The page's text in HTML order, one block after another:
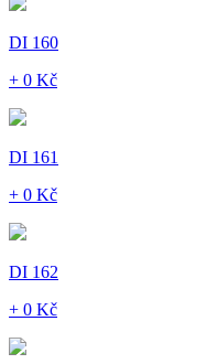
DI 160
+ 0 Kč
DI 161
+ 0 Kč
DI 162
+ 0 Kč